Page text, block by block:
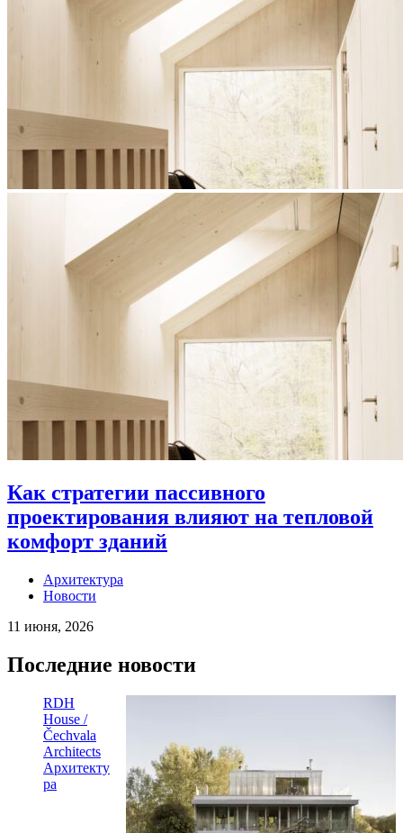
Как стратегии пассивного
проектирования влияют на тепловой
комфорт зданий
Архитектура
Новости
11 июня, 2026
Последние новости
RDH
House /
Čechvala
Architects
Архитекту
ра